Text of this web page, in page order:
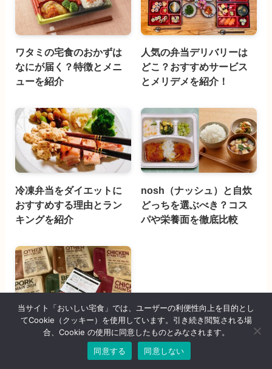
ワタミの宅食のおかずは
なにが届く？特徴とメニ
ューを紹介
人気の弁当デリバリーは
どこ？おすすめサービス
とメリデメを紹介！
冷凍弁当をダイエットに
おすすめする理由とラン
キングを紹介
nosh（ナッシュ）と自炊
どっちを選ぶべき？コス
パや栄養面を徹底比較
nosh（ナッシュ）のクー
ポンを徹底調査！使い方
までくわしく紹介
当サイト「おいしい宅食」では、ユーザーの利便性向上を目的とし
てCookie（クッキー）を使用しています。引き続き閲覧される場
合、Cookie の使用に同意したものとみなされます。
同意する
同意しない